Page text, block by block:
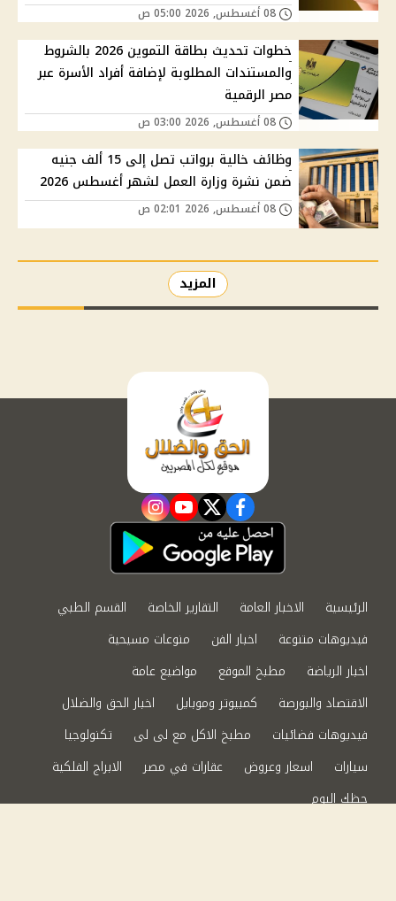
خطوات تحديث بطاقة التموين 2026 بالشروط
والمستندات المطلوبة لإضافة أفراد الأسرة عبر
مصر الرقمية
وظائف خالية برواتب تصل إلى 15 ألف جنيه
ضمن نشرة وزارة العمل لشهر أغسطس 2026
المزيد
facebook
twitter
youtube
instagram
الرئيسية الاخبار العامة التقارير الخاصة
القسم الطبي
فيديوهات متنوعة
اخبار الفن
منوعات مسيحية
اخبار الرياضة
مطبخ الموقع
مواضيع عامة
الاقتصاد والبورصة
كمبيوتر وموبايل
اخبار الحق والضلال
فيديوهات فضائيات
مطبخ الاكل مع لى لى
تكنولوجيا
سيارات
اسعار وعروض عقارات في مصر
الابراج الفلكية
حظك اليوم